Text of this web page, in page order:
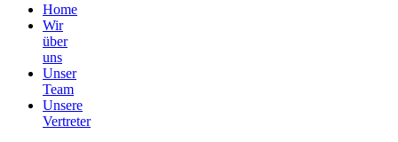
Home
Wir
über
uns
Unser
Team
Unsere
Vertreter